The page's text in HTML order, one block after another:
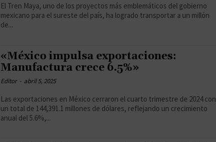
El Tren Maya, uno de los proyectos más emblemáticos del gobierno
mexicano para el sureste del país, ha logrado transportar a un millón
de...
«México impulsa exportaciones:
Manufactura crece 6.5%»
Editor - abril 5, 2025
Las exportaciones en México cerraron el cuarto trimestre de 2024 con
un total de 144,391.1 millones de dólares, reflejando un crecimiento
anual del 5.6%,...